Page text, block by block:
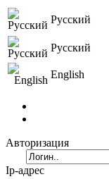
Русский
Русский
English
Авторизация
Ip-адрес